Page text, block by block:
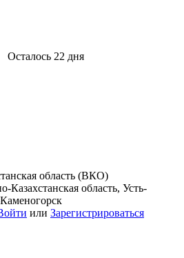
Осталось 22 дня
область (ВКО)
Казахстанская область, Усть-
или Зарегистрироваться